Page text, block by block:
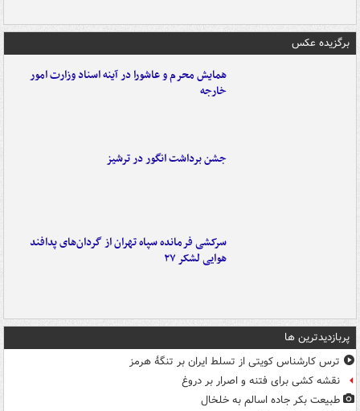
برگزیده عکس
همایش محرم و عاشورا در آینه اسناد وزارت امور
خارجه
جشن برداشت انگور در ترشیز
سرکشی فرمانده سپاه تهران از گردان‌های پدافند
هوایی لشکر ۲۷
پربازدیدترین ها
ترس کارشناس کویتی از تسلط ایران بر تنگۀ هرمز
نقشه کشی برای فتنه و اصرار بر دروغ
طبیعت بکر جاده اسالم به خلخال